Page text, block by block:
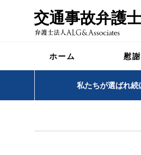
交通事故弁護
ホーム 慰
私たちが選ばれ続